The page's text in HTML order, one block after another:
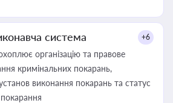
система +6
організацію та правове
кримінальних покарань,
установ виконання покарань та статус
покарання